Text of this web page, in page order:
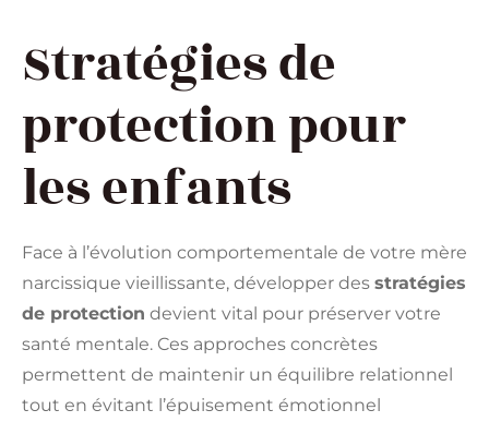
Stratégies de
protection pour
les enfants
Face à l’évolution comportementale de votre mère
narcissique vieillissante, développer des stratégies
de protection devient vital pour préserver votre
santé mentale. Ces approches concrètes
permettent de maintenir un équilibre relationnel
tout en évitant l’épuisement émotionnel